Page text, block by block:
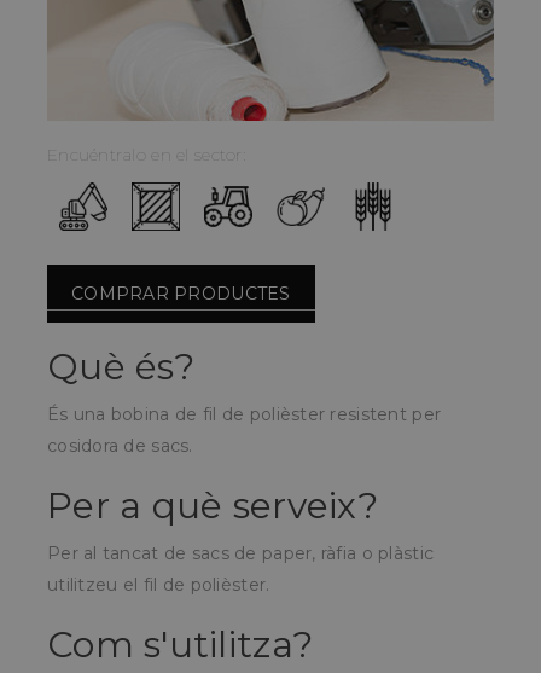
Encuéntralo en el sector:
COMPRAR PRODUCTES
Què és?
És una bobina de fil de polièster resistent per
cosidora de sacs.
Per a què serveix?
Per al tancat de sacs de paper, ràfia o plàstic
utilitzeu el fil de polièster.
Com s'utilitza?